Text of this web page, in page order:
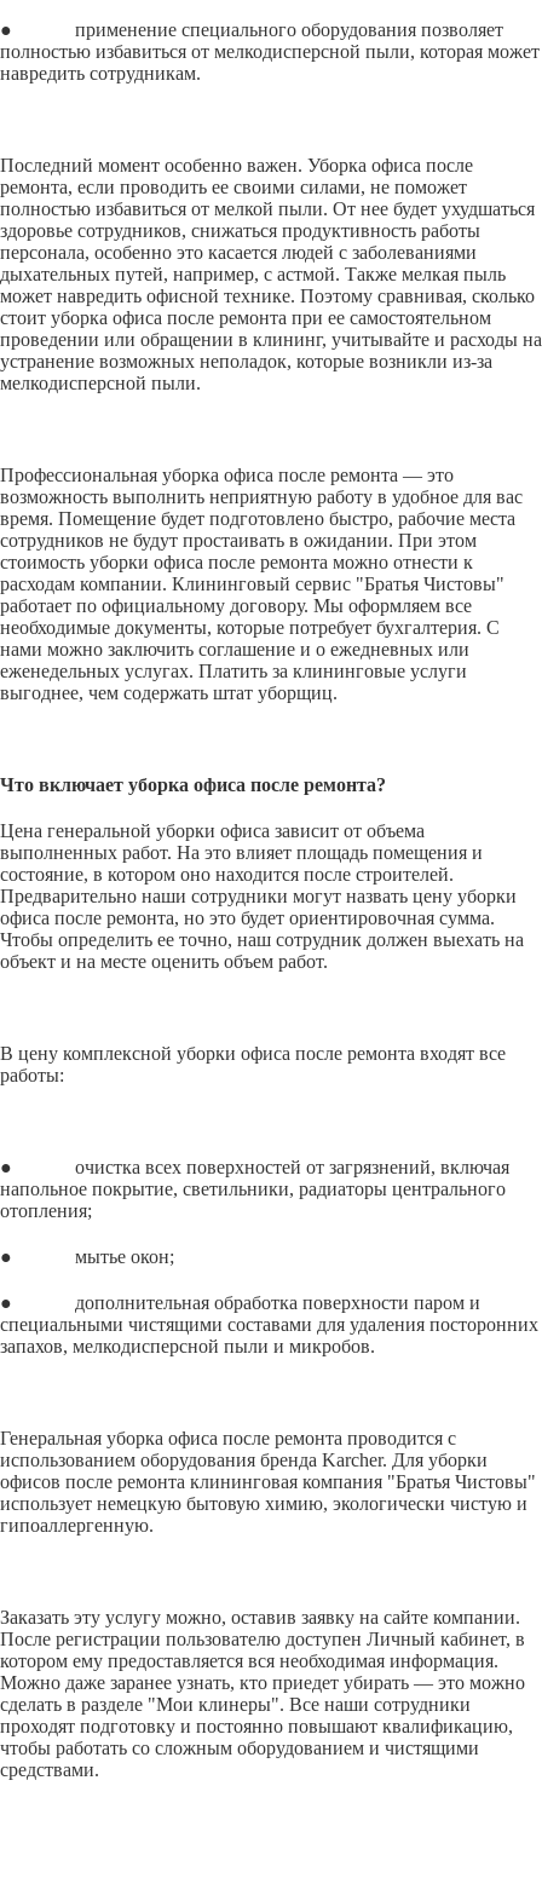
● применение специального оборудования позволяет
полностью избавиться от мелкодисперсной пыли, которая может
навредить сотрудникам.
Последний момент особенно важен. Уборка офиса после
ремонта, если проводить ее своими силами, не поможет
полностью избавиться от мелкой пыли. От нее будет ухудшаться
здоровье сотрудников, снижаться продуктивность работы
персонала, особенно это касается людей с заболеваниями
дыхательных путей, например, с астмой. Также мелкая пыль
может навредить офисной технике. Поэтому сравнивая, сколько
стоит уборка офиса после ремонта при ее самостоятельном
проведении или обращении в клининг, учитывайте и расходы на
устранение возможных неполадок, которые возникли из-за
мелкодисперсной пыли.
Профессиональная уборка офиса после ремонта — это
возможность выполнить неприятную работу в удобное для вас
время. Помещение будет подготовлено быстро, рабочие места
сотрудников не будут простаивать в ожидании. При этом
стоимость уборки офиса после ремонта можно отнести к
расходам компании. Клининговый сервис "Братья Чистовы"
работает по официальному договору. Мы оформляем все
необходимые документы, которые потребует бухгалтерия. С
нами можно заключить соглашение и о ежедневных или
еженедельных услугах. Платить за клининговые услуги
выгоднее, чем содержать штат уборщиц.
Что включает уборка офиса после ремонта?
Цена генеральной уборки офиса зависит от объема
выполненных работ. На это влияет площадь помещения и
состояние, в котором оно находится после строителей.
Предварительно наши сотрудники могут назвать цену уборки
офиса после ремонта, но это будет ориентировочная сумма.
Чтобы определить ее точно, наш сотрудник должен выехать на
объект и на месте оценить объем работ.
В цену комплексной уборки офиса после ремонта входят все
работы:
● очистка всех поверхностей от загрязнений, включая
напольное покрытие, светильники, радиаторы центрального
отопления;
● мытье окон;
● дополнительная обработка поверхности паром и
специальными чистящими составами для удаления посторонних
запахов, мелкодисперсной пыли и микробов.
Генеральная уборка офиса после ремонта проводится с
использованием оборудования бренда Karcher. Для уборки
офисов после ремонта клининговая компания "Братья Чистовы"
использует немецкую бытовую химию, экологически чистую и
гипоаллергенную.
Заказать эту услугу можно, оставив заявку на сайте компании.
После регистрации пользователю доступен Личный кабинет, в
котором ему предоставляется вся необходимая информация.
Можно даже заранее узнать, кто приедет убирать — это можно
сделать в разделе "Мои клинеры". Все наши сотрудники
проходят подготовку и постоянно повышают квалификацию,
чтобы работать со сложным оборудованием и чистящими
средствами.